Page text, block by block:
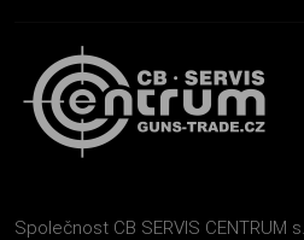
Společnost CB SERVIS CENTRUM